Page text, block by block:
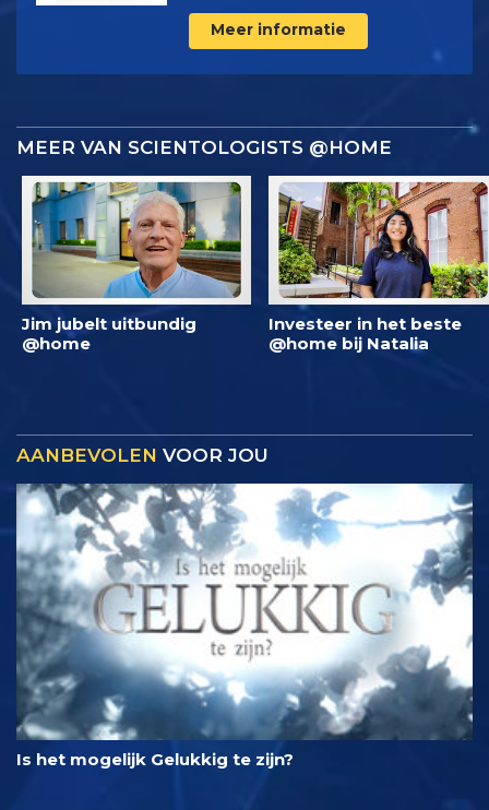
Meer informatie
MEER VAN SCIENTOLOGISTS @HOME
Jim jubelt uitbundig
@home
Investeer in het beste
@home bij Natalia
AANBEVOLEN VOOR JOU
Is het mogelijk Gelukkig te zijn?